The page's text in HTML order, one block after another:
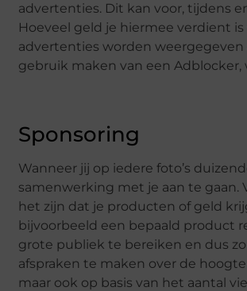
advertenties. Dit kan voor, tijdens
Hoeveel geld je hiermee verdient
advertenties worden weergegeven
gebruik maken van een
Sponsoring
Wanneer jij op iedere foto’s
samenwerking met je aan te gaan.
het zijn dat je producten of geld
bijvoorbeeld een bepaald product
grote publiek te bereiken en dus
afspraken te maken over de
maar ook op basis van het aantal